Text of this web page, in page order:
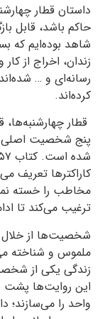
داستان قطار
حاکم باشد، قابل
شاهد بوده‌ایم که
زندان، اخراج از
رسانه‌ای و …
کرده‌اند.
قطار
پنج شخصیت اصلی
کاراکترها تعریف
مخاطب را خسته
ترغیب می‌کند تا
شخصیت‌ها از خلال
ملموس و شناخته
زندگی یکی از
این روایت‌ها
واحد را می‌سازند؛